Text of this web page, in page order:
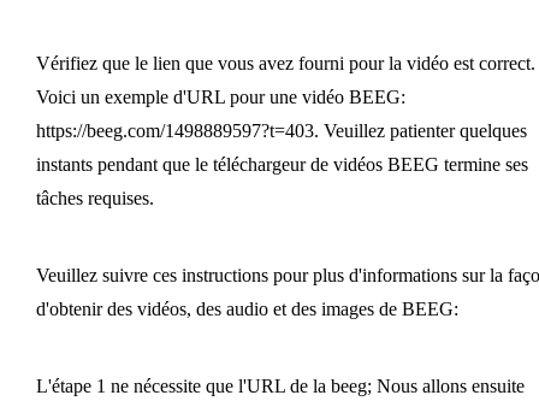
Vérifiez que le lien que vous avez fourni pour la vidéo est correct.
Voici un exemple d'URL pour une vidéo BEEG:
https://beeg.com/1498889597?t=403. Veuillez patienter quelques
instants pendant que le téléchargeur de vidéos BEEG termine ses
tâches requises.
Veuillez suivre ces instructions pour plus d'informations sur la
d'obtenir des vidéos, des audio et des images de BEEG:
L'étape 1 ne nécessite que l'URL de la beeg; Nous allons ensuite